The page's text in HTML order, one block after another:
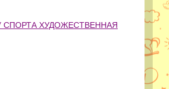
ХУДОЖЕСТВЕННАЯ